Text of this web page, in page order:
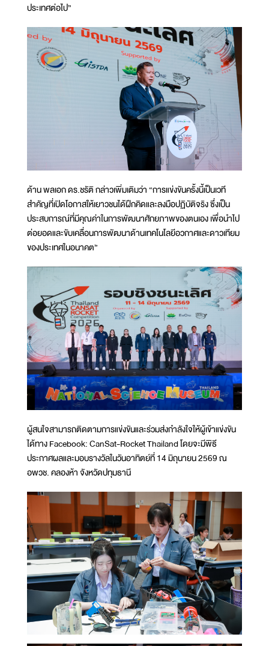
ประเทศต่อไป”
ด้าน พลเอก ดร.ชรัติ กล่าวเพิ่มเติมว่า “การแข่งขันครั้งนี้เป็นเวที
สำคัญที่เปิดโอกาสให้เยาวชนได้ฝึกคิดและลงมือปฏิบัติจริง ซึ่งเป็น
ประสบการณ์ที่มีคุณค่าในการพัฒนาศักยภาพของตนเอง เพื่อนำไป
ต่อยอดและขับเคลื่อนการพัฒนาด้านเทคโนโลยีอวกาศและดาวเทียม
ของประเทศในอนาคต”
ผู้สนใจสามารถติดตามการแข่งขันและร่วมส่งกำลังใจให้ผู้เข้าแข่งขัน
ได้ทาง Facebook: CanSat-Rocket Thailand โดยจะมีพิธี
ประกาศผลและมอบรางวัลในวันอาทิตย์ที่ 14 มิถุนายน 2569 ณ
อพวช. คลองห้า จังหวัดปทุมธานี